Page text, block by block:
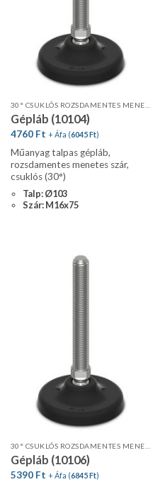
Gépláb (10104)
4760 Ft + Áfa (6045Ft)
Műanyag talpas gépláb,
rozsdamentes menetes szár,
csuklós (30°)
Talp: Ø103
Szár: M16x75
Gépláb (10106)
5390 Ft + Áfa (6845Ft)